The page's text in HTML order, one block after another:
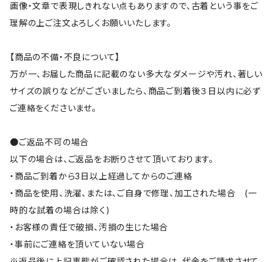
画像・文章で表現しきれない点もありますので、古着という事をご
理解の上ご注文よろしくお願いいたします。
【商品の不備・不良について】
万が一、お届した商品に記載のない多大なダメージや汚れ、著しい
サイズの誤りなどがございましたら、商品ご到着後３日以内に必ず
ご連絡をくださいませ。
●ご返品不可の場合
以下の場合は、ご返品をお断りさせて頂いております。
・商品ご到着から3日以上経過してからのご連絡
・商品を使用、洗濯、または、ご自身で修理、加工された場合 (一
時的な試着の場合は除く)
・お客様の責任で破損、汚損の生じた場合
・事前にご連絡を頂いていない場合